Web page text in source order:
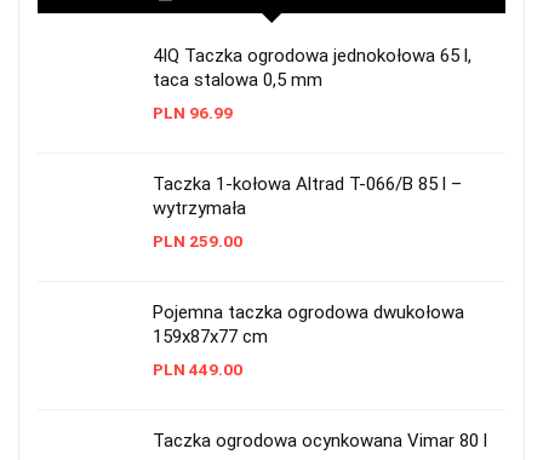
4IQ Taczka ogrodowa jednokołowa 65 l,
taca stalowa 0,5 mm
PLN 96.99
Taczka 1-kołowa Altrad T-066/B 85 l –
wytrzymała
PLN 259.00
Pojemna taczka ogrodowa dwukołowa
159x87x77 cm
PLN 449.00
Taczka ogrodowa ocynkowana Vimar 80 l